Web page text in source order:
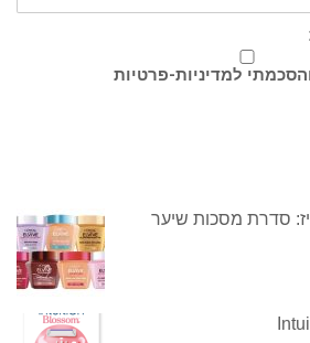
למדיניות-פרטיות
סדרת מסכות שיער